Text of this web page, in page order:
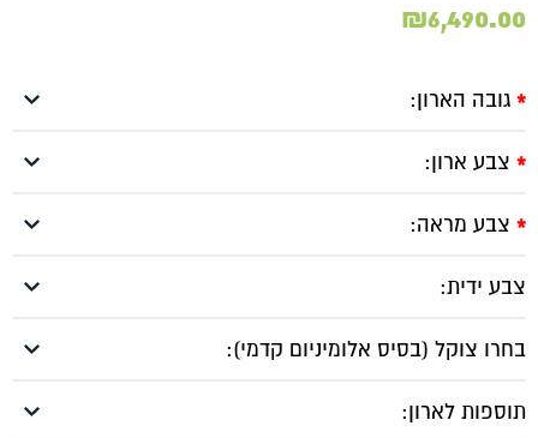
₪6,490.00
* גובה הארון:
* צבע ארון:
* צבע מראה:
צבע ידית:
בחרו צוקל (בסיס אלומיניום קדמי):
תוספות לארון: